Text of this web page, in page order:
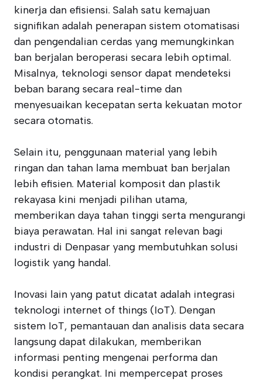
kinerja dan efisiensi. Salah satu kemajuan
signifikan adalah penerapan sistem otomatisasi
dan pengendalian cerdas yang memungkinkan
ban berjalan beroperasi secara lebih optimal.
Misalnya, teknologi sensor dapat mendeteksi
beban barang secara real-time dan
menyesuaikan kecepatan serta kekuatan motor
secara otomatis.
Selain itu, penggunaan material yang lebih
ringan dan tahan lama membuat ban berjalan
lebih efisien. Material komposit dan plastik
rekayasa kini menjadi pilihan utama,
memberikan daya tahan tinggi serta mengurangi
biaya perawatan. Hal ini sangat relevan bagi
industri di Denpasar yang membutuhkan solusi
logistik yang handal.
Inovasi lain yang patut dicatat adalah integrasi
teknologi internet of things (IoT). Dengan
sistem IoT, pemantauan dan analisis data secara
langsung dapat dilakukan, memberikan
informasi penting mengenai performa dan
kondisi perangkat. Ini mempercepat proses